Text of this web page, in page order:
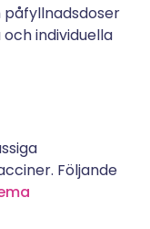
individuella
Följande